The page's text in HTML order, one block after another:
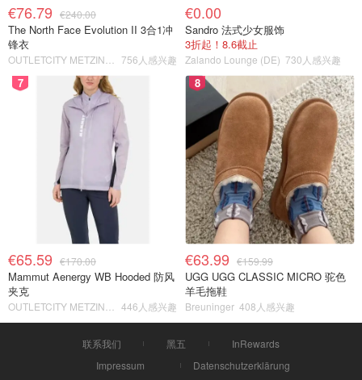
€76.79 €240.00
The North Face Evolution II 3合1冲
锋衣
756人感兴趣
€0.00
Sandro 法式少女服饰
3折起！8.6截止
Zalando Lounge (DE) 730人感兴趣
7
€65.59 €170.00
Mammut Aenergy WB Hooded 防风
夹克
446人感兴趣
8
€63.99 €159.99
UGG UGG CLASSIC MICRO 驼色
羊毛拖鞋
Breuninger 408人感兴趣
联系我们 黑五
InRewards
Impressum
Datenschutzerklärung